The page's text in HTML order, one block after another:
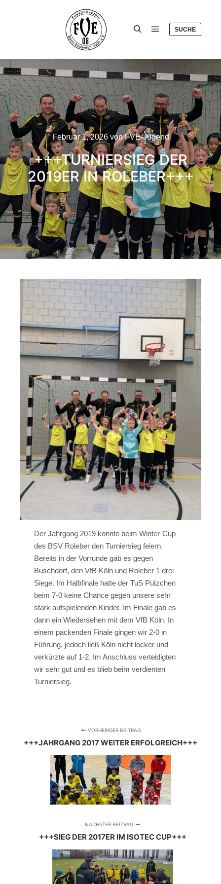
SUCHE
Februar 1, 2026vonFVE-Jugend
+++TURNIERSIEG DER
2019ER IN ROLEBER+++
Der Jahrgang 2019 konnte beim Winter-Cup
des BSV Roleber den Turniersieg feiern.
Bereits in der Vorrunde gab es gegen
Buschdorf, den VfB Köln und Roleber 1 drei
Siege. Im Halbfinale hatte der TuS Pützchen
beim 7-0 keine Chance gegen unsere sehr
stark aufspielenden Kinder. Im Finale gab es
dann ein Wiedersehen mit dem VfB Köln. In
einem packenden Finale gingen wir 2-0 in
Führung, jedoch ließ Köln nicht locker und
verkürzte auf 1-2. Im Anschluss verteidigten
wir sehr gut und es blieb beim verdienten
Turniersieg.
VORHERIGER BEITRAG
+++JAHRGANG 2017 WEITER ERFOLGREICH+++
NÄCHSTER BEITRAG
+++SIEG DER 2017ER IM ISOTEC CUP+++